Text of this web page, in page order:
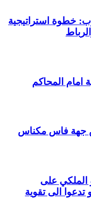
خطوة استراتيجية
امام المحاكم
جهة فاس مكناس
الملكي على
تدعوا الى تقوية